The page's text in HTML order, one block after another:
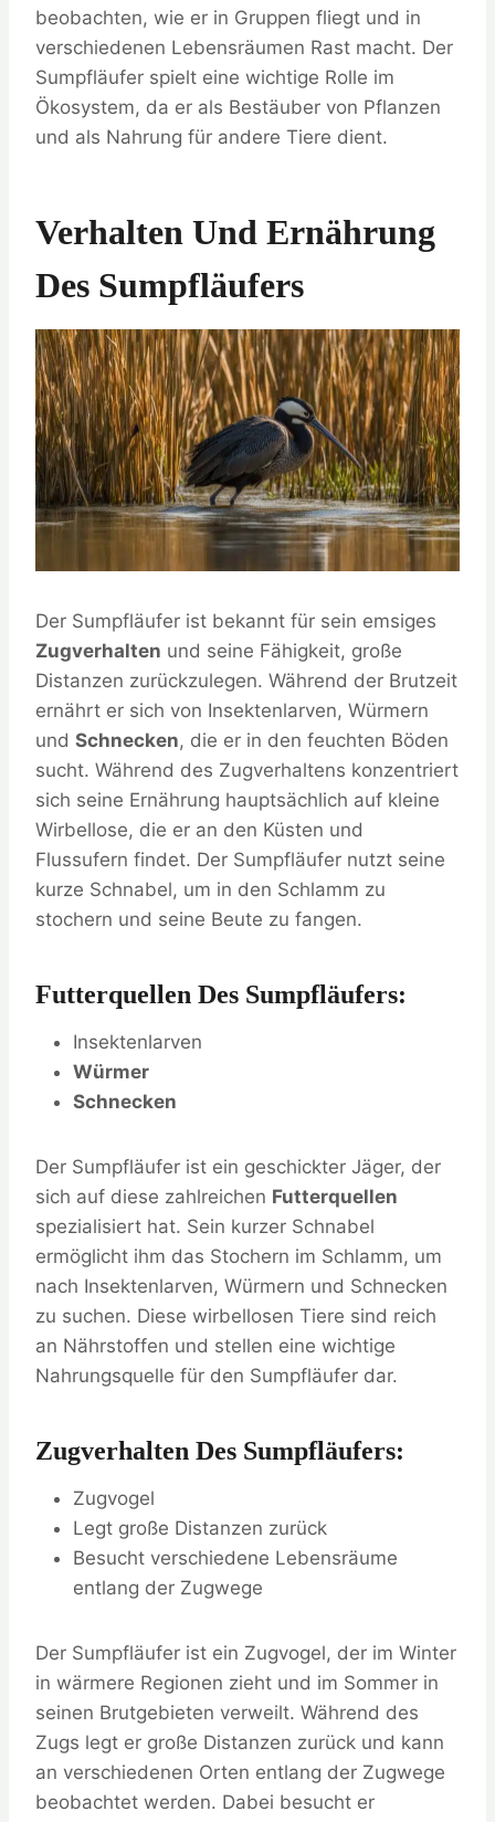
beobachten, wie er in Gruppen fliegt und in
verschiedenen Lebensräumen Rast macht. Der
Sumpfläufer spielt eine wichtige Rolle im
Ökosystem, da er als Bestäuber von Pflanzen
und als Nahrung für andere Tiere dient.
Verhalten Und Ernährung
Des Sumpfläufers
Der Sumpfläufer ist bekannt für sein emsiges
Zugverhalten und seine Fähigkeit, große
Distanzen zurückzulegen. Während der Brutzeit
ernährt er sich von Insektenlarven, Würmern
und Schnecken, die er in den feuchten Böden
sucht. Während des Zugverhaltens konzentriert
sich seine Ernährung hauptsächlich auf kleine
Wirbellose, die er an den Küsten und
Flussufern findet. Der Sumpfläufer nutzt seine
kurze Schnabel, um in den Schlamm zu
stochern und seine Beute zu fangen.
Futterquellen Des Sumpfläufers:
Insektenlarven
Würmer
Schnecken
Der Sumpfläufer ist ein geschickter Jäger, der
sich auf diese zahlreichen Futterquellen
spezialisiert hat. Sein kurzer Schnabel
ermöglicht ihm das Stochern im Schlamm, um
nach Insektenlarven, Würmern und Schnecken
zu suchen. Diese wirbellosen Tiere sind reich
an Nährstoffen und stellen eine wichtige
Nahrungsquelle für den Sumpfläufer dar.
Zugverhalten Des Sumpfläufers:
Zugvogel
Legt große Distanzen zurück
Besucht verschiedene Lebensräume
entlang der Zugwege
Der Sumpfläufer ist ein Zugvogel, der im Winter
in wärmere Regionen zieht und im Sommer in
seinen Brutgebieten verweilt. Während des
Zugs legt er große Distanzen zurück und kann
an verschiedenen Orten entlang der Zugwege
beobachtet werden. Dabei besucht er